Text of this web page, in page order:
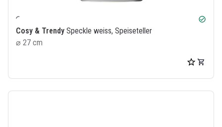
check_circle
Cosy & Trendy Speckle weiss, Speiseteller
⌀ 27 cm